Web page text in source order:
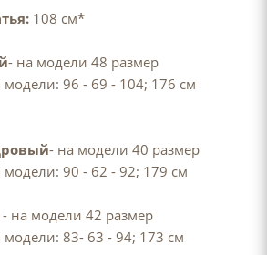
108 см*
- на модели 48 размер
96 - 69 - 104; 176 см
- на модели 40 размер
90 - 62 - 92; 179 см
- на модели 42 размер
83- 63 - 94; 173 см